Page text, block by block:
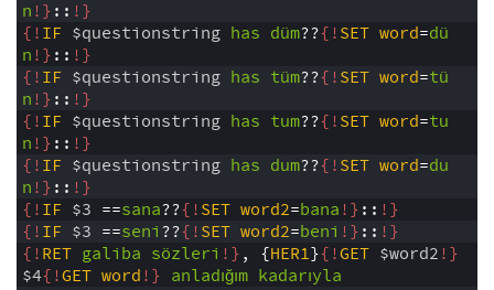
n!}:: !}
{!IF $questionstring has düm??{!SET word=dü
n!}:: !}
{!IF $questionstring has tüm??{!SET word=tü
n!}:: !}
{!IF $questionstring has tum??{!SET word=tu
n!}:: !}
{!IF $questionstring has dum??{!SET word=du
n!}:: !}
{!IF $3 ==sana??{!SET word2=bana!}:: !}
{!IF $3 ==seni ??{!SET word2=beni !}:: !}
{!RET galiba sözleri !}, {HER1}{!GET $word2!}
$4{!GET word!} anladığım kadarıyla